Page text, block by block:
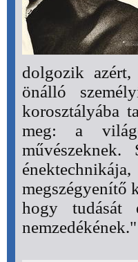
dolgozik
önálló
korosztályába
meg: a
megszégyenítő
hogy tudását